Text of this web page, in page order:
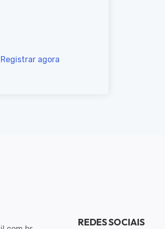
Registrar agora
REDES SOCIAIS